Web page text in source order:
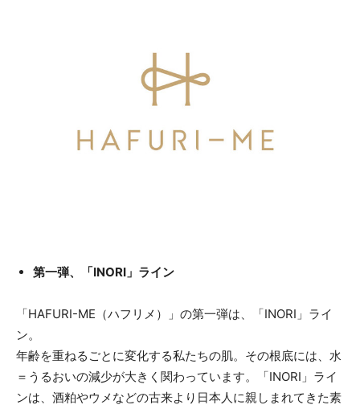
第一弾、「INORI」ライン
「HAFURI-ME（ハフリメ）」の第一弾は、「INORI」ライ
ン。
年齢を重ねるごとに変化する私たちの肌。その根底には、水
＝うるおいの減少が大きく関わっています。「INORI」ライ
ンは、酒粕やウメなどの古来より日本人に親しまれてきた素